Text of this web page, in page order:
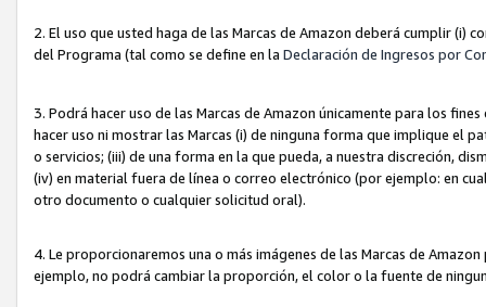
2. El uso que usted haga de las Marcas de Amazon deberá cumplir (i)
del Programa (tal como se define en la Declaración de Ingresos por
3. Podrá hacer uso de las Marcas de Amazon únicamente para los
hacer uso ni mostrar las Marcas (i) de ninguna forma que implique el
o servicios; (iii) de una forma en la que pueda, a nuestra discreción,
(iv) en material fuera de línea o correo electrónico (por ejemplo: en
otro documento o cualquier solicitud oral).
4. Le proporcionaremos una o más imágenes de las Marcas de
ejemplo, no podrá cambiar la proporción, el color o la fuente de